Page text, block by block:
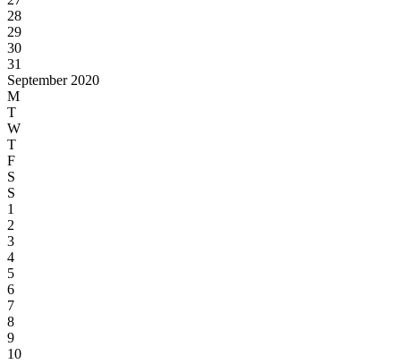
28
29
30
31
September 2020
M
T
W
T
F
S
S
1
2
3
4
5
6
7
8
9
10